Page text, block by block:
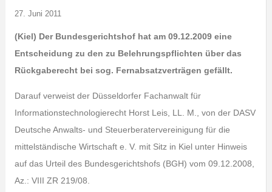
27. Juni 2011
(Kiel) Der Bundesgerichtshof hat am 09.12.2009 eine
Entscheidung zu den zu Belehrungspflichten über das
Rückgaberecht bei sog. Fernabsatzverträgen gefällt.
Darauf verweist der Düsseldorfer Fachanwalt für
Informationstechnologierecht Horst Leis, LL. M., von der DASV
Deutsche Anwalts- und Steuerberatervereinigung für die
mittelständische Wirtschaft e. V. mit Sitz in Kiel unter Hinweis
auf das Urteil des Bundesgerichtshofs (BGH) vom 09.12.2008,
Az.: VIII ZR 219/08.